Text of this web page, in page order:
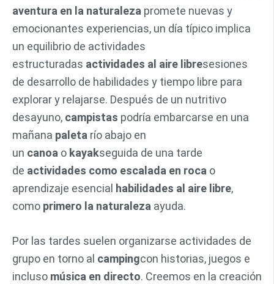
aventura en la naturaleza promete nuevas y
emocionantes experiencias, un día típico implica
un equilibrio de actividades
estructuradas actividades al aire libresesiones
de desarrollo de habilidades y tiempo libre para
explorar y relajarse. Después de un nutritivo
desayuno, campistas podría embarcarse en una
mañana paleta río abajo en
un canoa o kayakseguida de una tarde
de actividades como escalada en roca o
aprendizaje esencial habilidades al aire libre,
como primero la naturaleza ayuda.
Por las tardes suelen organizarse actividades de
grupo en torno al campingcon historias, juegos e
incluso música en directo. Creemos en la creación